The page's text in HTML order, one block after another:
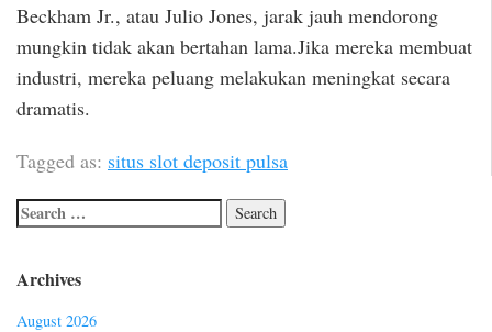
Beckham Jr., atau Julio Jones, jarak jauh mendorong
mungkin tidak akan bertahan lama.Jika mereka membuat
industri, mereka peluang melakukan meningkat secara
dramatis.
Tagged as: situs slot deposit pulsa
Archives
August 2026